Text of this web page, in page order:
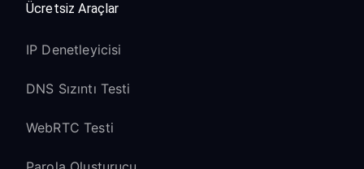
Ücretsiz Araçlar
IP Denetleyicisi
DNS Sızıntı Testi
WebRTC Testi